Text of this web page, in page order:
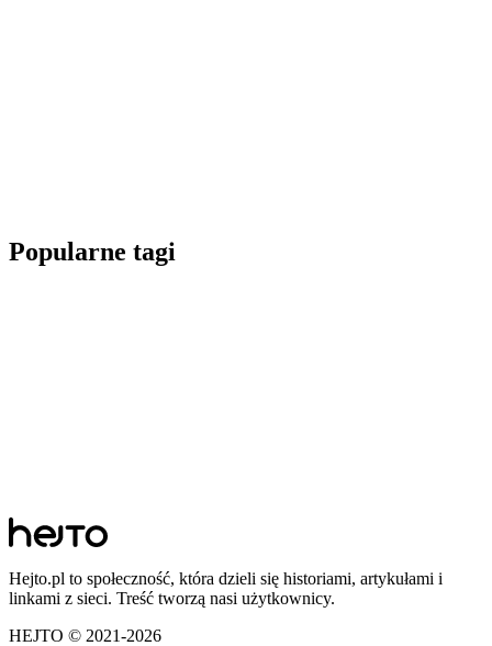
Popularne tagi
Hejto.pl to społeczność, która dzieli się historiami, artykułami i
linkami z sieci. Treść tworzą nasi użytkownicy.
HEJTO © 2021-2026